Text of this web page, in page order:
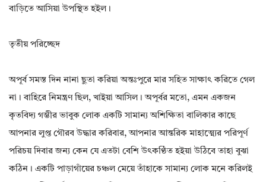
বাড়িতে আসিয়া উপস্থিত হইল।
তৃতীয় পরিচ্ছেদ
অপূর্ব সমস্ত দিন নানা ছুতা করিয়া অন্তঃপুরে মার সহিত সাক্ষাৎ করিতে গেল
না। বাহিরে নিমন্ত্রণ ছিল, খাইয়া আসিল। অপূর্বর মতো, এমন একজন
কৃতবিদ্য গম্ভীর ভাবুক লোক একটি সামান্য অশিক্ষিতা বালিকার কাছে
আপনার লুপ্ত গৌরব উদ্ধার করিবার, আপনার আন্তরিক মাহাত্ম্যের পরিপূর্ণ
পরিচয় দিবার জন্য কেন যে এতটা বেশি উৎকণ্ঠিত হইয়া উঠিবে তাহা বুঝা
কঠিন। একটি পাড়াগাঁয়ের চঞ্চল মেয়ে তাঁহাকে সামান্য লোক মনে করিলই